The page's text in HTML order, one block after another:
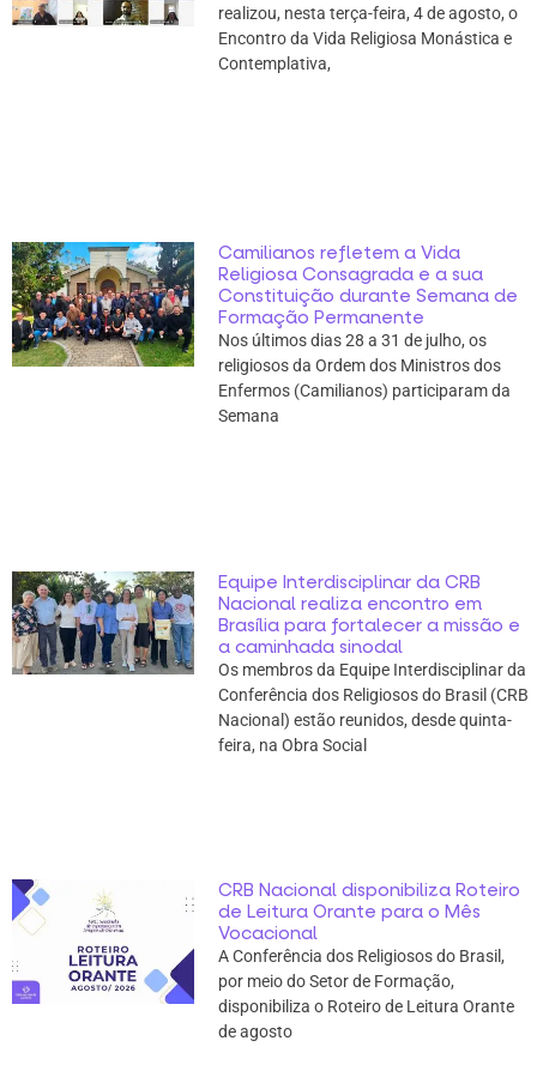
realizou, nesta terça-feira, 4 de agosto, o
Encontro da Vida Religiosa Monástica e
Contemplativa,
Camilianos refletem a Vida
Religiosa Consagrada e a sua
Constituição durante Semana de
Formação Permanente
Nos últimos dias 28 a 31 de julho, os
religiosos da Ordem dos Ministros dos
Enfermos (Camilianos) participaram da
Semana
Equipe Interdisciplinar da CRB
Nacional realiza encontro em
Brasília para fortalecer a missão e
a caminhada sinodal
Os membros da Equipe Interdisciplinar da
Conferência dos Religiosos do Brasil (CRB
Nacional) estão reunidos, desde quinta-
feira, na Obra Social
CRB Nacional disponibiliza Roteiro
de Leitura Orante para o Mês
Vocacional
A Conferência dos Religiosos do Brasil,
por meio do Setor de Formação,
disponibiliza o Roteiro de Leitura Orante
de agosto